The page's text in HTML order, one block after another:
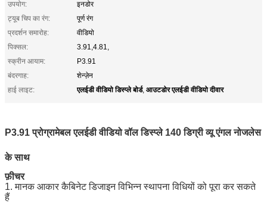
उपयोग:
इनडोर
ट्यूब चिप का रंग:
पूर्ण रंग
प्रदर्शन समारोह:
वीडियो
पिक्सल:
3.91,4.81,
स्क्रीन आयाम:
P3.91
बंदरगाह:
शेन्ज़ेन
हाई लाइट:
एलईडी वीडियो डिस्प्ले बोर्ड, आउटडोर एलईडी वीडियो दीवार
P3.91 प्रोग्रामेबल एलईडी वीडियो वॉल डिस्प्ले 140 डिग्री व्यू एंगल नोजलेस
के साथ
फ़ीचर
1. मानक आकार कैबिनेट डिजाइन विभिन्न स्थापना विधियों को पूरा कर सकते
हैं